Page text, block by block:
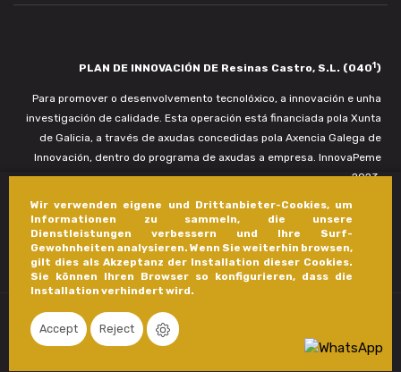
Wir verwenden eigene und Drittanbieter-Cookies, um
Informationen zu sammeln, die unsere
Dienstleistungen verbessern und Ihre Surf-
Gewohnheiten analysieren. Wenn Sie weiterhin browsen,
gilt dies als Akzeptanz der Installation dieser Cookies.
Sie können Ihren Browser so konfigurieren, dass die
Installation verhindert wird.
Accept Reject
PLAN DE INNOVACIÓN DE Resinas Castro, S.L. (0401)
Para promover o desenvolvemento tecnolóxico, a innovación e unha
investigación de calidade. Esta operación está financiada pola Xunta
de Galicia, a través de axudas concedidas pola Axencia Galega de
Innovación, dentro do programa de axudas a empresa. InnovaPeme
2023.